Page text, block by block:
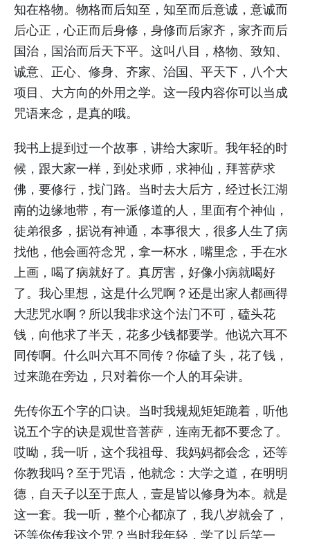
知在格物。物格而后知至，知至而后意诚，意诚而
后心正，心正而后身修，身修而后家齐，家齐而后
国治，国治而后天下平。这叫八目，格物、致知、
诚意、正心、修身、齐家、治国、平天下，八个大
项目、大方向的外用之学。这一段内容你可以当成
咒语来念，是真的哦。
我书上提到过一个故事，讲给大家听。我年轻的时
候，跟大家一样，到处求师，求神仙，拜菩萨求
佛，要修行，找门路。当时去大后方，经过长江湖
南的边缘地带，有一派修道的人，里面有个神仙，
徒弟很多，据说有神通，本事很大，很多人生了病
找他，他会画符念咒，拿一杯水，嘴里念，手在水
上画，喝了病就好了。真厉害，好像小病就喝好
了。我心里想，这是什么咒啊？还是出家人都画得
大悲咒水啊？所以我非求这个法门不可，磕头花
钱，向他求了半天，花多少钱都要学。他说六耳不
同传啊。什么叫六耳不同传？你磕了头，花了钱，
过来跪在旁边，只对着你一个人的耳朵讲。
先传你五个字的口诀。当时我规规矩矩跪着，听他
说五个字的诀是观世音菩萨，连南无都不要念了。
哎呦，我一听，这个我祖母、我妈妈都会念，还等
你教我吗？至于咒语，他就念：大学之道，在明明
德，自天子以至于庶人，壹是皆以修身为本。就是
这一套。我一听，整个心都凉了，我八岁就会了，
还等你传我这个咒？当时我年轻，学了以后笑一